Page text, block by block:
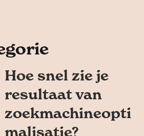
Hoe snel zie je
resultaat van
zoekmachineopti
malisatie?